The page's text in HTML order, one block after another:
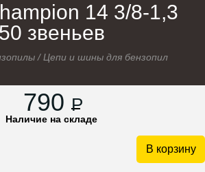
14 3/8-1,3
50 звеньев
/Цепи и шины для бензопил
790 P
Наличие на складе
В корзину